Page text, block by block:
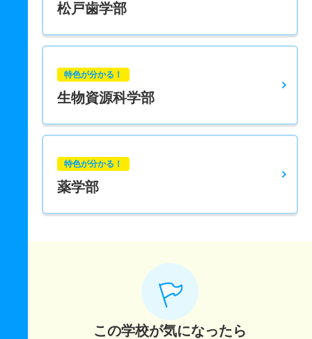
松戸歯学部
特色が分かる！
生物資源科学部
特色が分かる！
薬学部
この学校が気になったら